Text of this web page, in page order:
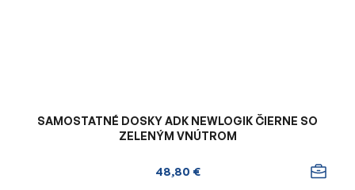
SAMOSTATNÉ DOSKY ADK NEWLOGIK ČIERNE SO
ZELENÝM VNÚTROM
48,80 €